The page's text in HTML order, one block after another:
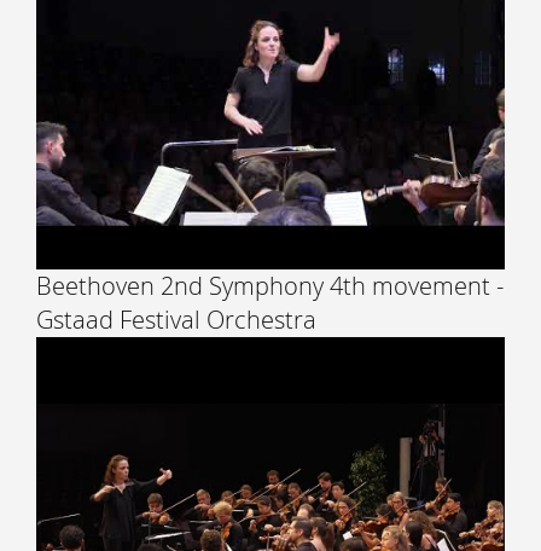
Beethoven 2nd Symphony 4th movement -
Gstaad Festival Orchestra